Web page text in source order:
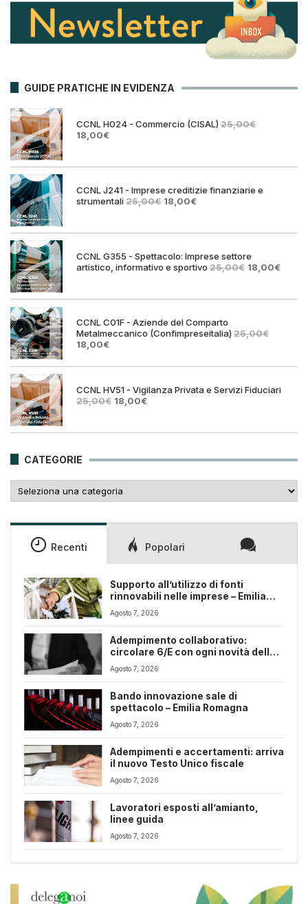
GUIDE PRATICHE IN EVIDENZA
CCNL H024 - Commercio (CISAL) 25,00€
Il
era:
18,00€Il
è:
CCNL J241 - Imprese creditizie finanziarie e
strumentali25,00€ Il
era:
18,00€Il
è:
CCNL G355 - Spettacolo: Imprese settore
artistico, informativo e sportivo 25,00€ Il
era:
18,00€Il
è:
CCNL C01F - Aziende del Comparto
Metalmeccanico (Confimpreseitalia) 25,00€
Il
originale
25,00€.
18,00€Il
attuale
18,00€.
CCNL HV51 - Vigilanza Privata e Servizi Fiduciari
25,00€ Il
era:
18,00€Il
è:
CATEGORIE
Recenti Popolari
Supporto all’utilizzo di fonti
rinnovabili nelle imprese – Emilia
Romagna
Agosto 7, 2026
Adempimento collaborativo:
circolare 6/E con ogni novità della
riforma fiscale
Agosto 7, 2026
Bando innovazione sale di
spettacolo – Emilia Romagna
Agosto 7, 2026
Adempimenti e accertamenti: arriva
il nuovo Testo Unico fiscale
Agosto 7, 2026
Lavoratori esposti all’amianto,
linee guida
Agosto 7, 2026